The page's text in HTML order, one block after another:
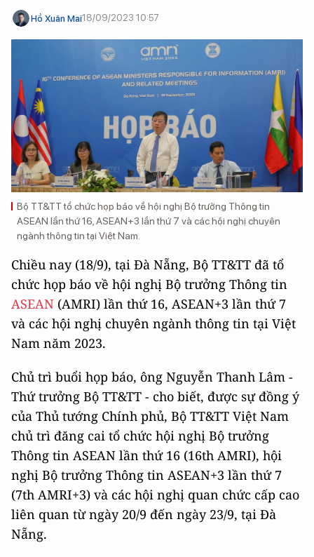
Hồ Xuân Mai18/09/2023 10:57
Bộ TT&TT tổ chức họp báo về hội nghị Bộ trưởng Thông tin
ASEAN lần thứ 16, ASEAN+3 lần thứ 7 và các hội nghị chuyên
ngành thông tin tại Việt Nam.
Chiều nay (18/9), tại Đà Nẵng, Bộ TT&TT đã tổ
chức họp báo về hội nghị Bộ trưởng Thông tin
ASEAN (AMRI) lần thứ 16, ASEAN+3 lần thứ 7
và các hội nghị chuyên ngành thông tin tại Việt
Nam năm 2023.
Chủ trì buổi họp báo, ông Nguyễn Thanh Lâm -
Thứ trưởng Bộ TT&TT - cho biết, được sự đồng ý
của Thủ tướng Chính phủ, Bộ TT&TT Việt Nam
chủ trì đăng cai tổ chức hội nghị Bộ trưởng
Thông tin ASEAN lần thứ 16 (16th AMRI), hội
nghị Bộ trưởng Thông tin ASEAN+3 lần thứ 7
(7th AMRI+3) và các hội nghị quan chức cấp cao
liên quan từ ngày 20/9 đến ngày 23/9, tại Đà
Nẵng.